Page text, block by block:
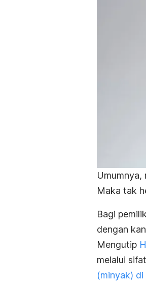
Umumnya,
Maka tak
Bagi
dengan
Mengutip
melalui
(minyak)